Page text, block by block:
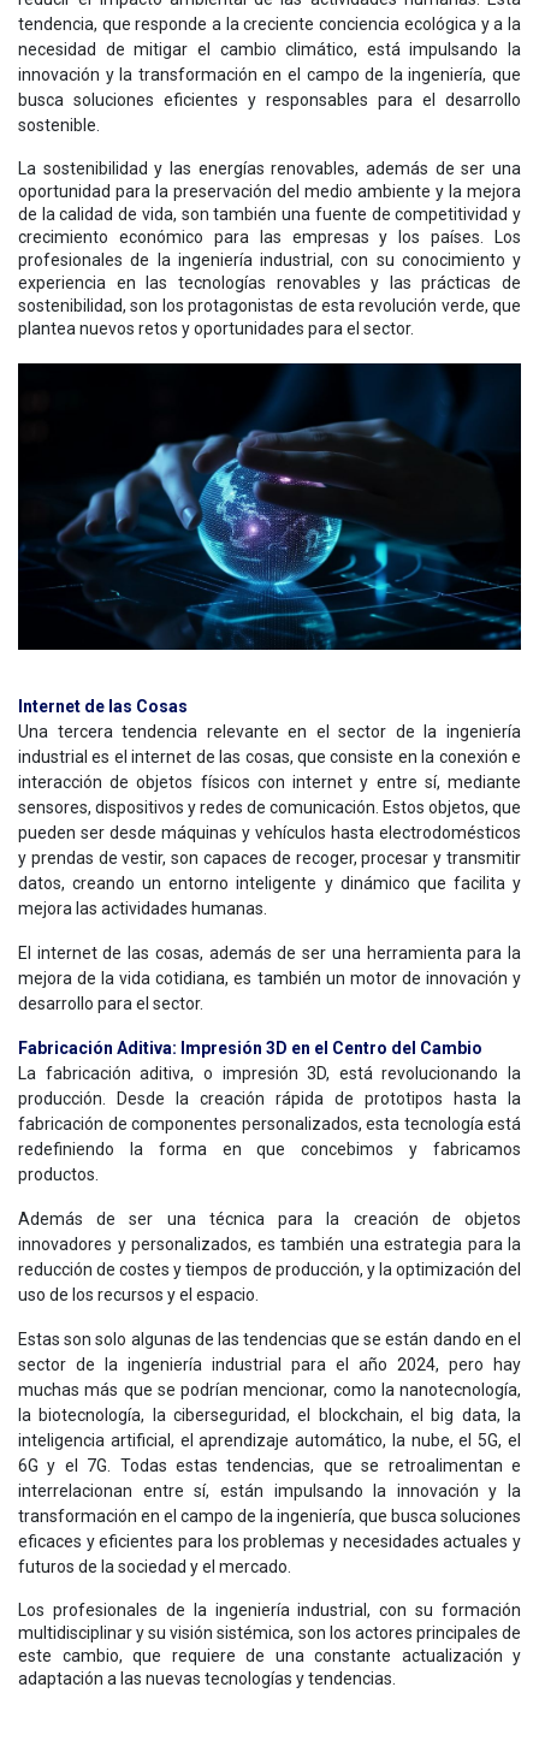
tendencia, que responde a la creciente conciencia ecológica y a la
necesidad de mitigar el cambio climático, está impulsando la
innovación y la transformación en el campo de la ingeniería, que
busca soluciones eficientes y responsables para el desarrollo
sostenible.
La sostenibilidad y las energías renovables, además de ser una
oportunidad para la preservación del medio ambiente y la mejora
de la calidad de vida, son también una fuente de competitividad y
crecimiento económico para las empresas y los países. Los
profesionales de la ingeniería industrial, con su conocimiento y
experiencia en las tecnologías renovables y las prácticas de
sostenibilidad, son los protagonistas de esta revolución verde, que
plantea nuevos retos y oportunidades para el sector.
Internet de las Cosas
Una tercera tendencia relevante en el sector de la ingeniería
industrial es el internet de las cosas, que consiste en la conexión e
interacción de objetos físicos con internet y entre sí, mediante
sensores, dispositivos y redes de comunicación. Estos objetos, que
pueden ser desde máquinas y vehículos hasta electrodomésticos
y prendas de vestir, son capaces de recoger, procesar y transmitir
datos, creando un entorno inteligente y dinámico que facilita y
mejora las actividades humanas.
El internet de las cosas, además de ser una herramienta para la
mejora de la vida cotidiana, es también un motor de innovación y
desarrollo para el sector.
Fabricación Aditiva: Impresión 3D en el Centro del Cambio
La fabricación aditiva, o impresión 3D, está revolucionando la
producción. Desde la creación rápida de prototipos hasta la
fabricación de componentes personalizados, esta tecnología está
redefiniendo la forma en que concebimos y fabricamos
productos.
Además de ser una técnica para la creación de objetos
innovadores y personalizados, es también una estrategia para la
reducción de costes y tiempos de producción, y la optimización del
uso de los recursos y el espacio.
Estas son solo algunas de las tendencias que se están dando en el
sector de la ingeniería industrial para el año 2024, pero hay
muchas más que se podrían mencionar, como la nanotecnología,
la biotecnología, la ciberseguridad, el blockchain, el big data, la
inteligencia artificial, el aprendizaje automático, la nube, el 5G, el
6G y el 7G. Todas estas tendencias, que se retroalimentan e
interrelacionan entre sí, están impulsando la innovación y la
transformación en el campo de la ingeniería, que busca soluciones
eficaces y eficientes para los problemas y necesidades actuales y
futuros de la sociedad y el mercado.
Los profesionales de la ingeniería industrial, con su formación
multidisciplinar y su visión sistémica, son los actores principales de
este cambio, que requiere de una constante actualización y
adaptación a las nuevas tecnologías y tendencias.